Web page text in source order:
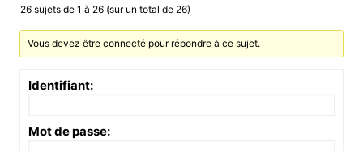
26 sujets de 1 à 26 (sur un total de 26)
Vous devez être connecté pour répondre à ce sujet.
Identifiant:
Mot de passe: